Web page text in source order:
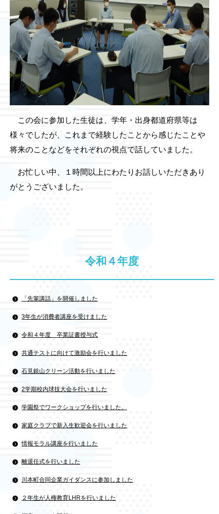
この会に参加した生徒は、学年・出身都道府県等は
様々でしたが、これまで経験したことから感じたことや
将来のことなどをそれぞれの視点で話していました。
お忙しい中、１時間以上にわたりお話しいただきあり
がとうございました。
令和４年度
「先輩講話」を開催しました
3年生が消費者講座を受けました
令和４年度 卒業証書授与式
共通テストに向けて激励会を行いました
石見銀山クリーン活動を行いました
2学期校内球技大会を行いました
学園祭でワークショップを行いました。
家庭クラブで新入生歓迎会を行いました
情報モラル講座を行いました
離退任式を行いました
川本町合同企業ガイダンスに参加しました
２年生が人権教育LHRを行いました